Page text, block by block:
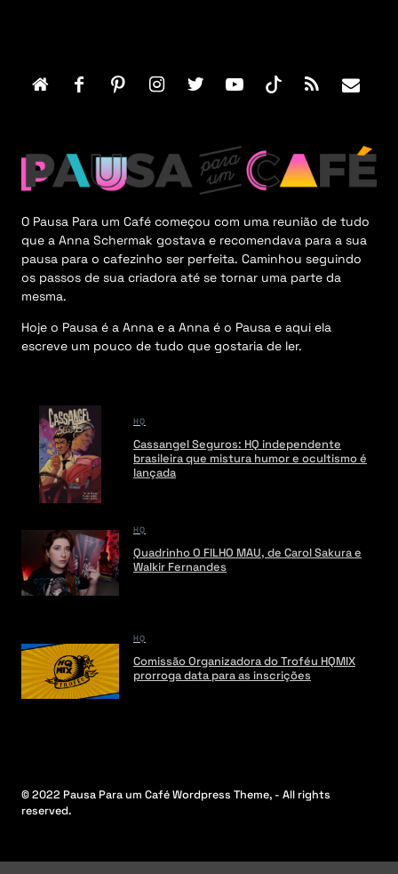
u
O Pausa Para um Café começou com uma reunião de tudo
que a Anna Schermak gostava e recomendava para a sua
pausa para o cafezinho ser perfeita. Caminhou seguindo
os passos de sua criadora até se tornar uma parte da
mesma.
Hoje o Pausa é a Anna e a Anna é o Pausa e aqui ela
escreve um pouco de tudo que gostaria de ler.
HQ
Cassangel Seguros: HQ independente
brasileira que mistura humor e ocultismo é
lançada
HQ
Quadrinho O FILHO MAU, de Carol Sakura e
Walkir Fernandes
HQ
Comissão Organizadora do Troféu HQMIX
prorroga data para as inscrições
© 2022 Pausa Para um Café Wordpress Theme, - All rights
reserved.